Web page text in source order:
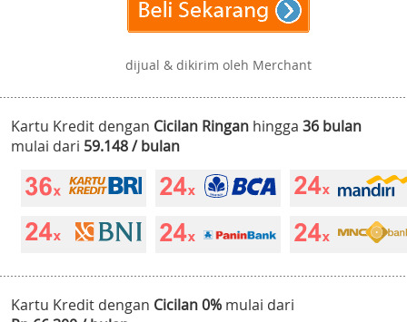
dijual & dikirim oleh Merchant
Kartu Kredit dengan Cicilan Ringan hingga 36 bulan
mulai dari 59.148 / bulan
Kartu Kredit dengan Cicilan 0% mulai dari